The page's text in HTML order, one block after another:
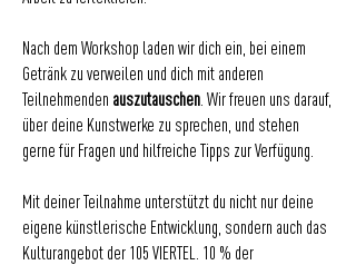
Nach dem Workshop laden wir dich ein, bei einem
Getränk zu verweilen und dich mit anderen
Teilnehmenden auszutauschen. Wir freuen uns darauf,
über deine Kunstwerke zu sprechen, und stehen
gerne für Fragen und hilfreiche Tipps zur Verfügung.
Mit deiner Teilnahme unterstützt du nicht nur deine
eigene künstlerische Entwicklung, sondern auch das
Kulturangebot der 105 VIERTEL. 10 % der